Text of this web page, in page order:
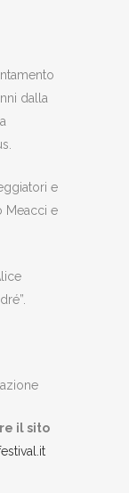
dalla
e
Meacci e
il sito